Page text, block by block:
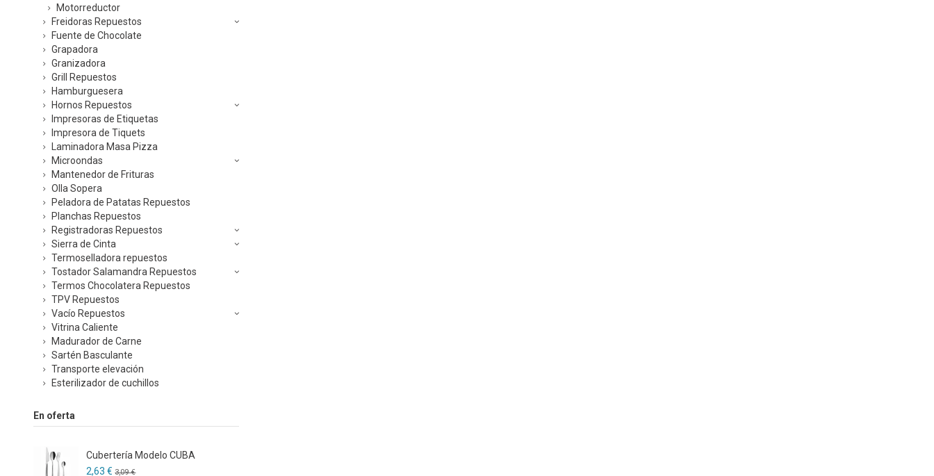
Motorreductor
Freidoras Repuestos
Fuente de Chocolate
Grapadora
Granizadora
Grill Repuestos
Hamburguesera
Hornos Repuestos
Impresoras de Etiquetas
Impresora de Tiquets
Laminadora Masa Pizza
Microondas
Mantenedor de Frituras
Olla Sopera
Peladora de Patatas Repuestos
Planchas Repuestos
Registradoras Repuestos
Sierra de Cinta
Termoselladora repuestos
Tostador Salamandra Repuestos
Termos Chocolatera Repuestos
TPV Repuestos
Vacío Repuestos
Vitrina Caliente
Madurador de Carne
Sartén Basculante
Transporte elevación
Esterilizador de cuchillos
En oferta
Cubertería Modelo CUBA
2,63 € 3,09 €